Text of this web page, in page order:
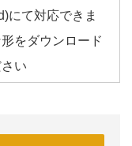
にて対応できま
をダウンロード
い